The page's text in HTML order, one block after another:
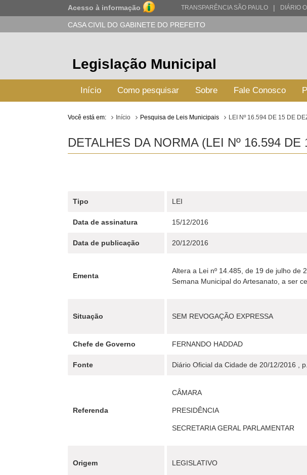
Acesso à informação TRANSPARÊNCIA SÃO PAULO | DIÁRIO
CASA CIVIL DO GABINETE DO PREFEITO
Legislação Municipal
Início Como pesquisar Sobre Fale Conosco
Você está em: Início Pesquisa de Leis Municipais LEI Nº 16.594 DE 15 DE
DETALHES DA NORMA (LEI Nº 16.594
Tipo LEI
Data de assinatura 15/12/2016
Data de publicação 20/12/2016
Ementa
Altera a Lei nº 14.485, de 19 de julho de
Semana Municipal do Artesanato, a ser
Situação SEM REVOGAÇÃO EXPRESSA
Chefe de Governo FERNANDO HADDAD
Fonte Diário Oficial da Cidade de 20/12/2016 ,
Referenda
CÂMARA
PRESIDÊNCIA
SECRETARIA GERAL PARLAMENTAR
Origem LEGISLATIVO